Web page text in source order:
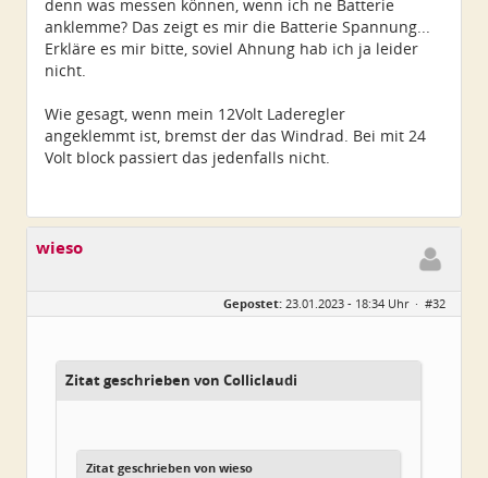
denn was messen können, wenn ich ne Batterie
anklemme? Das zeigt es mir die Batterie Spannung...
Erkläre es mir bitte, soviel Ahnung hab ich ja leider
nicht.
Wie gesagt, wenn mein 12Volt Laderegler
angeklemmt ist, bremst der das Windrad. Bei mit 24
Volt block passiert das jedenfalls nicht.
wieso
Gepostet: 23.01.2023 - 18:34 Uhr · #32
Zitat geschrieben von Colliclaudi
Zitat geschrieben von wieso